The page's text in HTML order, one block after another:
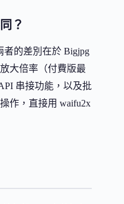
？
者的差別在於 Bigjpg
大倍率（付費版最
串接功能，以及批
作，直接用 waifu2x